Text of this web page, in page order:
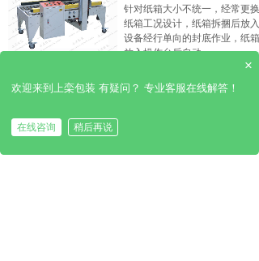
针对纸箱大小不统一，经常更换
纸箱工况设计，纸箱拆捆后放入
设备经行单向的封底作业，纸箱
放入操作台后自动......
首页
×
欢迎来到上栾包装 有疑问？ 专业客服在线解答！
在线咨询
稍后再说
在线咨询